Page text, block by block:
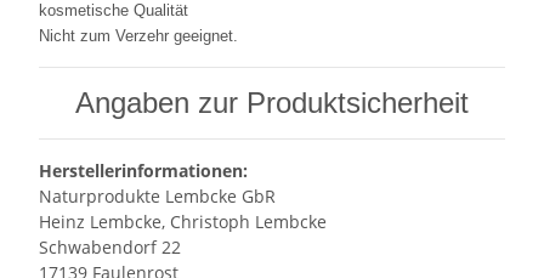
kosmetische Qualität
Nicht zum Verzehr geeignet.
Angaben zur Produktsicherheit
Herstellerinformationen:
Naturprodukte Lembcke GbR
Heinz Lembcke, Christoph Lembcke
Schwabendorf 22
17139 Faulenrost